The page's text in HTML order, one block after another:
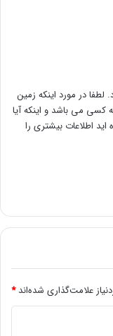
در مورد اینکه زمین
کسی می باشد و اینکه آیا
اطلاعات بیشتری را
علامت‌گذاری شده‌اند*